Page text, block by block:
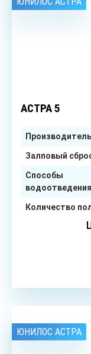
АСТРА 5
Залповый
Способы
Количество
ЮНИЛОС АСТРА